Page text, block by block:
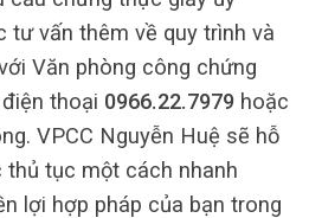
tư vấn thêm về quy trình và
Văn phòng công chứng
thoại 0966.22.7979 hoặc
VPCC Nguyễn Huệ sẽ hỗ
tục một cách nhanh
lợi hợp pháp của bạn trong